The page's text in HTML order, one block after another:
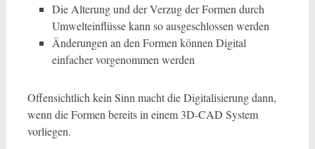
Die Alterung und der Verzug der Formen durch
Umwelteinflüsse kann so ausgeschlossen werden
Änderungen an den Formen können Digital
einfacher vorgenommen werden
Offensichtlich kein Sinn macht die Digitalisierung dann,
wenn die Formen bereits in einem 3D-CAD System
vorliegen.